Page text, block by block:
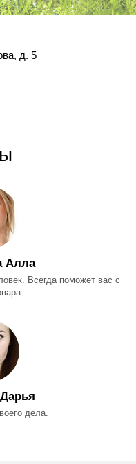
д. 5
Алла
Всегда поможет вас с
дела.